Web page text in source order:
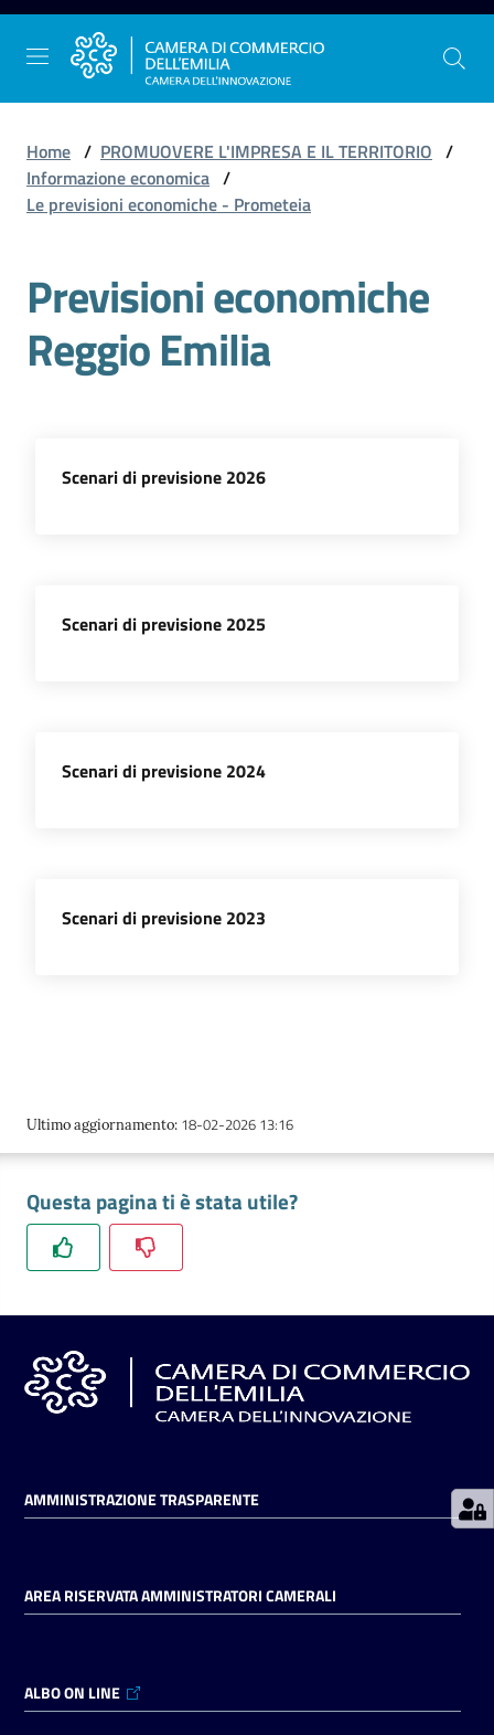
Vai al contenuto
Vai alla navigazione
Vai al footer
dell'Emilia
Gestire
Promuovere
Consumatore
digitale
Accedi
Registrati
su
Home / PROMUOVERE L'IMPRESA E IL TERRITORIO /
Informazione economica /
Le previsioni economiche - Prometeia
Previsioni economiche
Reggio Emilia
Scenari di previsione 2026
Scenari di previsione 2025
Scenari di previsione 2024
Scenari di previsione 2023
Ultimo aggiornamento: 18-02-2026 13:16
Questa pagina ti è stata utile?
AMMINISTRAZIONE TRASPARENTE
AREA RISERVATA AMMINISTRATORI CAMERALI
ALBO ON LINE